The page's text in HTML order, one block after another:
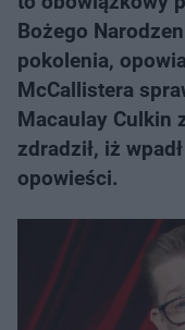
Bożego
pokolenia,
McCallistera
Macaulay Culkin
zdradził, iż
opowieści.